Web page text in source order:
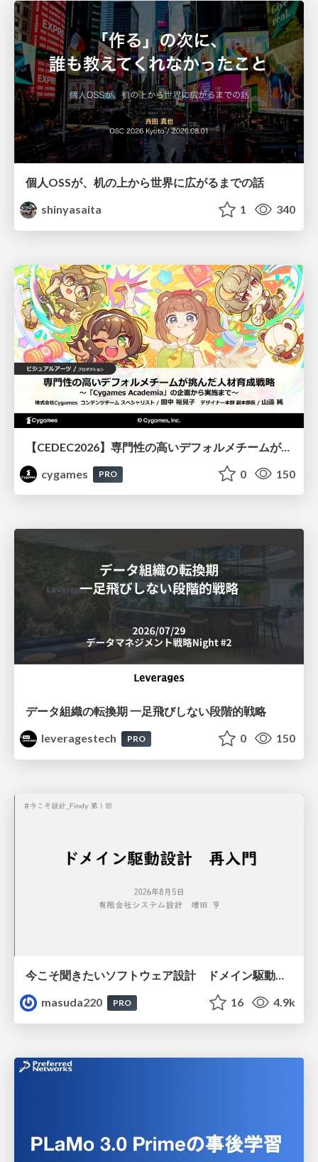
個人OSSが、机の上から世界に広がるまでの話
shinyasaita
1 340
【CEDEC2026】専門性の高いデフォルメチームが挑んだ人材育成戦略 〜Cygames Academiaの企画から実施まで〜
cygames
PRO 0 150
データ組織の転換期 一足飛びしない段階的戦略
leveragestech
PRO 0 150
今こそ聞きたいソフトウェア設計 ドメイン駆動設計再入門
masuda220
PRO 16 4.9k